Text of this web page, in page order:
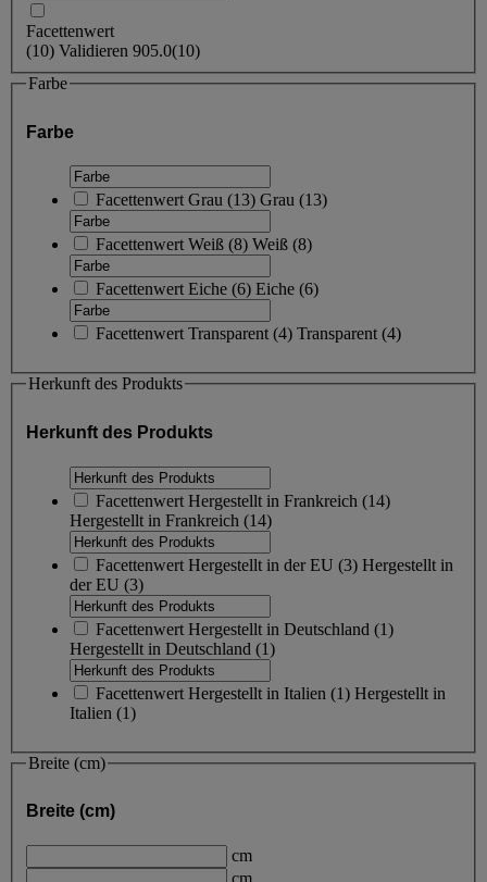
Facettenwert
(10) Validieren 905.0(10)
Farbe
Farbe
Facettenwert Grau (13) Grau (13)
Facettenwert Weiß (8) Weiß (8)
Facettenwert Eiche (6) Eiche (6)
Facettenwert Transparent(4) Transparent(4)
Herkunft des Produkts
Herkunft des Produkts
Facettenwert Hergestellt in Frankreich (14)
Hergestellt in Frankreich (14)
Facettenwert Hergestellt in der EU (3) Hergestellt in
der EU (3)
Facettenwert Hergestellt in Deutschland (1)
Hergestellt in Deutschland (1)
Facettenwert Hergestellt in Italien (1) Hergestellt in
Italien (1)
Breite (cm)
Breite (cm)
cm
cm